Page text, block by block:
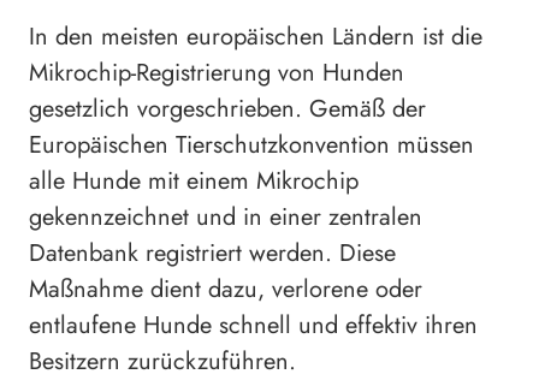
In den meisten europäischen Ländern ist die
Mikrochip-Registrierung von Hunden
gesetzlich vorgeschrieben. Gemäß der
Europäischen Tierschutzkonvention müssen
alle Hunde mit einem Mikrochip
gekennzeichnet und in einer zentralen
Datenbank registriert werden. Diese
Maßnahme dient dazu, verlorene oder
entlaufene Hunde schnell und effektiv ihren
Besitzern zurückzuführen.